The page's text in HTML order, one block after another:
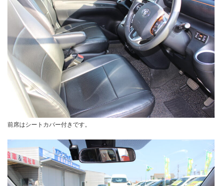
前席はシートカバー付きです。